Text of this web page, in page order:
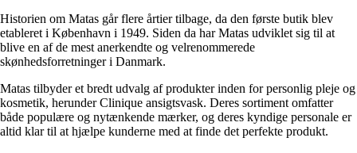
Historien om Matas går flere årtier tilbage, da den første butik blev
etableret i København i 1949. Siden da har Matas udviklet sig til at
blive en af de mest anerkendte og velrenommerede
skønhedsforretninger i Danmark.
Matas tilbyder et bredt udvalg af produkter inden for personlig pleje og
kosmetik, herunder Clinique ansigtsvask. Deres sortiment omfatter
både populære og nytænkende mærker, og deres kyndige personale er
altid klar til at hjælpe kunderne med at finde det perfekte produkt.